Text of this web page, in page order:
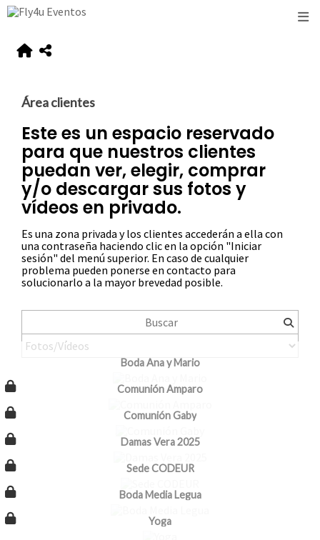
Área clientes
Este es un espacio reservado
para que nuestros clientes
puedan ver, elegir, comprar
y/o descargar sus fotos y
vídeos en privado.
Es una zona privada y los clientes accederán a ella con
una contraseña haciendo clic en la opción "Iniciar
sesión" del menú superior. En caso de cualquier
problema pueden ponerse en contacto para
solucionarlo a la mayor brevedad posible.
Boda Ana y Mario
Comunión Amparo
Comunión Gaby
Damas Vera 2025
Sede CODEUR
Boda Media Legua
Yoga